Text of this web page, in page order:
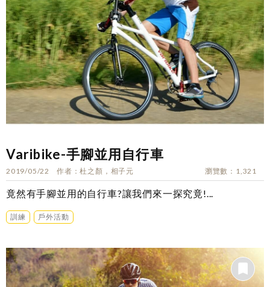
Varibike-手腳並用自行車
2019/05/22 作者 杜之顏，相子元 瀏覽數 1,321
竟然有手腳並用的自行車?讓我們來一探究竟!...
訓練 戶外活動